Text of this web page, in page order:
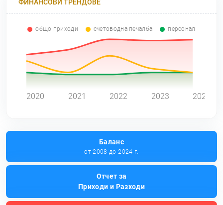
ФИНАНСОВИ ТРЕНДОВЕ
общо приходи счетоводна печалба персонал
2020 2021 2022 2023 2024
Баланс
от 2008 до 2024 г.
Отчет за
Приходи и Разходи